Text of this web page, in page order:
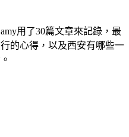
用了30篇文章來記錄，最
的心得，以及西安有哪些一